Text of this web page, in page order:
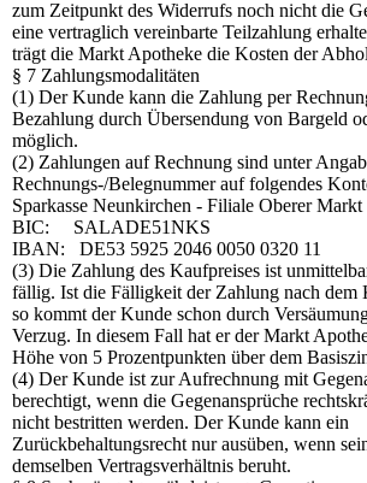
zum Zeitpunkt des Widerrufs noch nicht die
eine vertraglich vereinbarte Teilzahlung
trägt die Markt Apotheke die Kosten der
§ 7 Zahlungsmodalitäten
(1) Der Kunde kann die Zahlung per
Bezahlung durch Übersendung von Bargeld
möglich.
(2) Zahlungen auf Rechnung sind unter
Rechnungs-/Belegnummer auf folgendes
Sparkasse Neunkirchen - Filiale Oberer Markt
BIC: SALADE51NKS
IBAN: DE53 5925 2046 0050 0320 11
(3) Die Zahlung des Kaufpreises ist
fällig. Ist die Fälligkeit der Zahlung nach dem
so kommt der Kunde schon durch
Verzug. In diesem Fall hat er der Markt
Höhe von 5 Prozentpunkten über dem
(4) Der Kunde ist zur Aufrechnung mit
berechtigt, wenn die Gegenansprüche
nicht bestritten werden. Der Kunde kann ein
Zurückbehaltungsrecht nur ausüben, wenn
demselben Vertragsverhältnis beruht.